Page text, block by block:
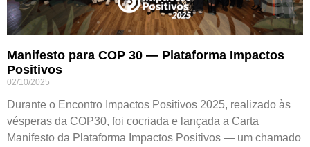
Manifesto para COP 30 — Plataforma Impactos
Positivos
02/10/2025
Durante o Encontro Impactos Positivos 2025, realizado às
vésperas da COP30, foi cocriada e lançada a Carta
Manifesto da Plataforma Impactos Positivos — um chamado